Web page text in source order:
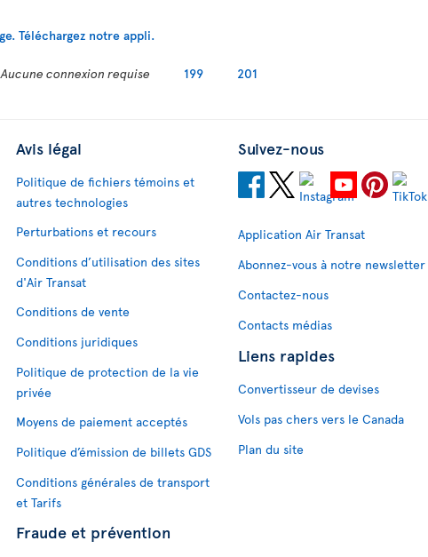
Aucune connexion requise 199 201
Avis légal
Politique de fichiers témoins et
autres technologies
Perturbations et recours
Conditions d’utilisation des sites
d'Air Transat
Conditions de vente
Conditions juridiques
Politique de protection de la vie
privée
Moyens de paiement acceptés
Politique d’émission de billets GDS
Conditions générales de transport
et Tarifs
Fraude et prévention
Suivez-nous
Application Air Transat
Abonnez-vous à notre newsletter
Contactez-nous
Contacts médias
Liens rapides
Convertisseur de devises
Vols pas chers vers le Canada
Plan du site